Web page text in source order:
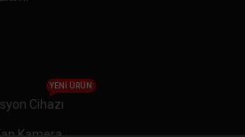
Cihazı
YENI ÜRÜN